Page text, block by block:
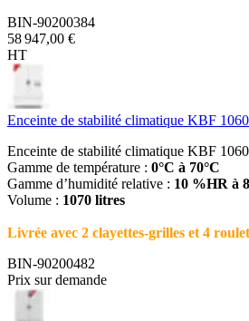
BIN-90200384
58 947,00 €
HT
Enceinte de stabilité climatique KBF
Enceinte de stabilité climatique KBF
Gamme de température : 0°C à 70°C
Gamme d’humidité relative : 10 %HR à
Volume : 1070 litres
Livrée avec 2 clayettes-grilles et 4
BIN-90200482
Prix sur demande